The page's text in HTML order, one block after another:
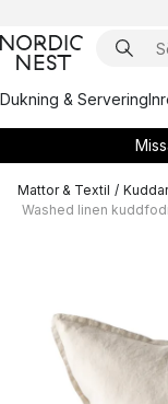
Dukning & Servering
Mattor & Textil /
Washed linen